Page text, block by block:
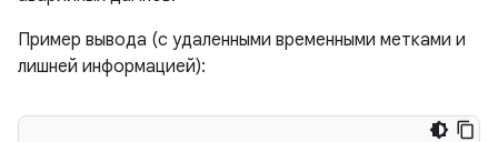
Пример вывода (с удаленными временными метками и
лишней информацией):